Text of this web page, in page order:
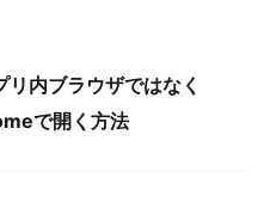
内ブラウザではなく
で開く方法